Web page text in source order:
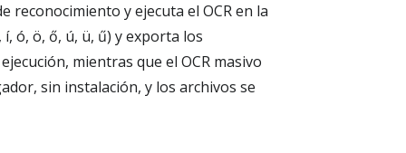
reconocimiento y ejecuta el OCR en la
ó, ö, ő, ú, ü, ű) y exporta los
mientras que el OCR masivo
sin instalación, y los archivos se